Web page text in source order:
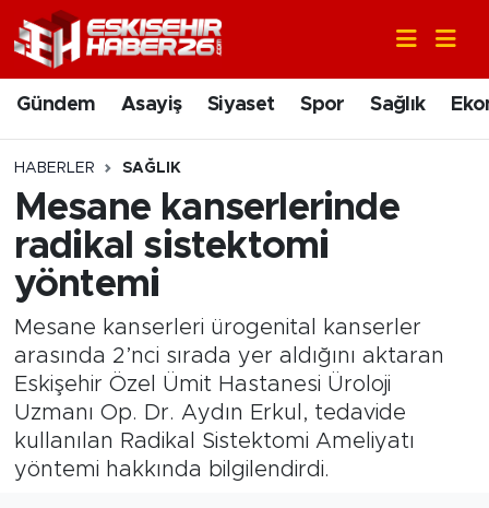
Gündem Asayiş Siyaset Spor Sağlık
HABERLER SAĞLIK
Mesane kanserlerinde
radikal sistektomi
yöntemi
Mesane kanserleri ürogenital kanserler
arasında 2’nci sırada yer aldığını aktaran
Eskişehir Özel Ümit Hastanesi Üroloji
Uzmanı Op. Dr. Aydın Erkul, tedavide
kullanılan Radikal Sistektomi Ameliyatı
yöntemi hakkında bilgilendirdi.
Gündem
Asayiş
Spor
Ekonomi
Eğitim
Sanat
Nöbetçi Eczaneler
Hava Durumu
Trafik Durumu
Süper Lig Puan Durumu ve Fikstür
Son Dakika Haberleri
Haber Arşivi